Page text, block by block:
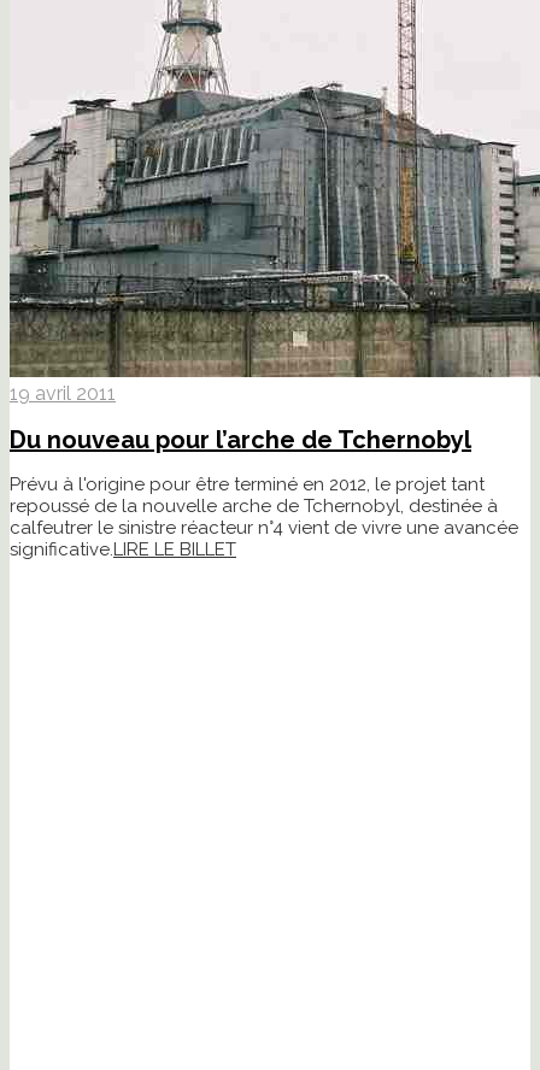
19 avril 2011
Du nouveau pour l’arche de Tchernobyl
Prévu à l'origine pour être terminé en 2012, le projet tant
repoussé de la nouvelle arche de Tchernobyl, destinée à
calfeutrer le sinistre réacteur n°4 vient de vivre une avancée
significative.LIRE LE BILLET